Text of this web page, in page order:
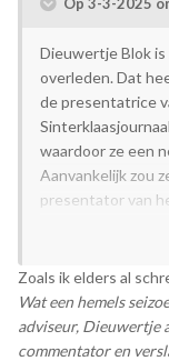
Dieuwertje Blok
overleden. Dat
de presentatrice
waardoor ze een
Aanvankelijk zou
presentator van
Zoals ik elders al
Wat een hemels
adviseur, Dieuwertje
commentator en